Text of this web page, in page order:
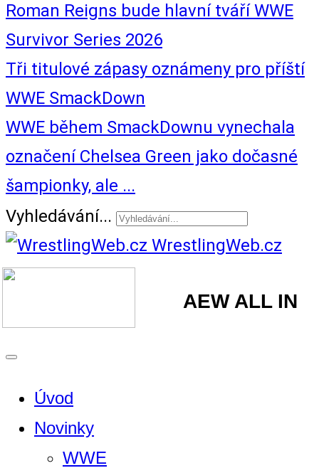
Roman Reigns bude hlavní tváří WWE
Survivor Series 2026
Tři titulové zápasy oznámeny pro příští
WWE SmackDown
WWE během SmackDownu vynechala
označení Chelsea Green jako dočasné
šampionky, ale ...
Vyhledávání...
WrestlingWeb.cz
AEW ALL IN
Úvod
Novinky
WWE